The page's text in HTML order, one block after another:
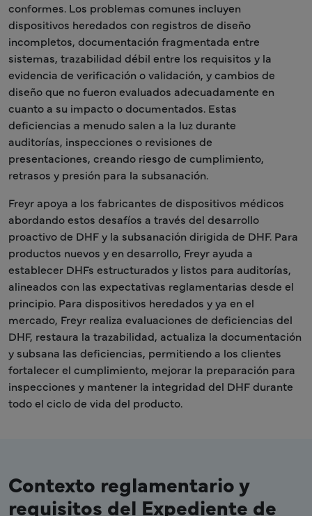
conformes. Los problemas comunes incluyen
dispositivos heredados con registros de diseño
incompletos, documentación fragmentada entre
sistemas, trazabilidad débil entre los requisitos y la
evidencia de verificación o validación, y cambios de
diseño que no fueron evaluados adecuadamente en
cuanto a su impacto o documentados. Estas
deficiencias a menudo salen a la luz durante
auditorías, inspecciones o revisiones de
presentaciones, creando riesgo de cumplimiento,
retrasos y presión para la subsanación.
Freyr apoya a los fabricantes de dispositivos médicos
abordando estos desafíos a través del desarrollo
proactivo de DHF y la subsanación dirigida de DHF. Para
productos nuevos y en desarrollo, Freyr ayuda a
establecer DHFs estructurados y listos para auditorías,
alineados con las expectativas reglamentarias desde el
principio. Para dispositivos heredados y ya en el
mercado, Freyr realiza evaluaciones de deficiencias del
DHF, restaura la trazabilidad, actualiza la documentación
y subsana las deficiencias, permitiendo a los clientes
fortalecer el cumplimiento, mejorar la preparación para
inspecciones y mantener la integridad del DHF durante
todo el ciclo de vida del producto.
Contexto reglamentario y
requisitos del Expediente de